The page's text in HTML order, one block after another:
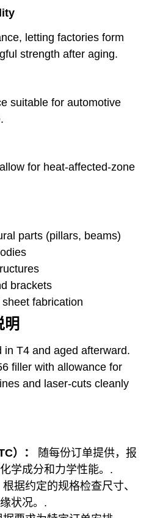
letting factories form
strength after aging.
suitable for automotive
for heat-affected-zone
parts (pillars, beams)
brackets
fabrication
明
in T4 and aged afterward.
filler with allowance for
and laser-cuts cleanly
）：
随每份订单提供，报
学成分和力学性能。.
根据约定的规格检查尺寸、
状况。.